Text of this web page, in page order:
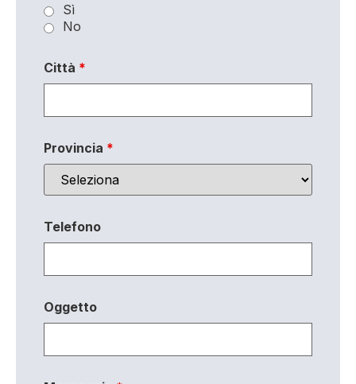
Sì
No
Città *
Provincia *
Telefono
Oggetto